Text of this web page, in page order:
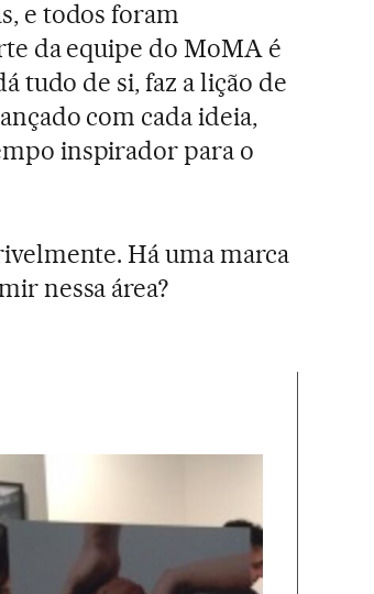
e todos foram
da equipe do MoMA é
tudo de si, faz a lição de
com cada ideia,
inspirador para o
Há uma marca
nessa área?